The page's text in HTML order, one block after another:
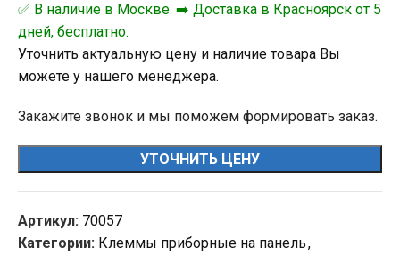
✅ В наличие в Москве. ➡️ Доставка в Красноярск от 5
дней, бесплатно.
Уточнить актуальную цену и наличие товара Вы
можете у нашего менеджера.
Закажите звонок и мы поможем формировать заказ.
УТОЧНИТЬ ЦЕНУ
Артикул: 70057
Категории: Клеммы приборные на панель,